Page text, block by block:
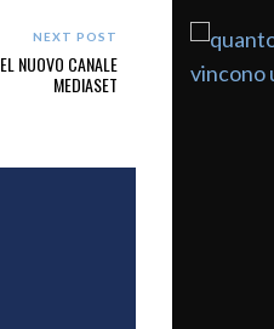
NEXT POST
NUOVO CANALE
MEDIASET